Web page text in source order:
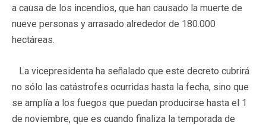
a causa de los incendios, que han causado la muerte de
nueve personas y arrasado alrededor de 180.000
hectáreas.
La vicepresidenta ha señalado que este decreto cubrirá
no sólo las catástrofes ocurridas hasta la fecha, sino que
se amplía a los fuegos que puedan producirse hasta el 1
de noviembre, que es cuando finaliza la temporada de